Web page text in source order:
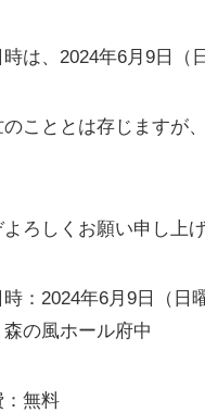
時は、2024年6月9日（
のこととは存じますが
ろしくお願い申し上げ
時：2024年6月9日（日
の風ホール府中
無料